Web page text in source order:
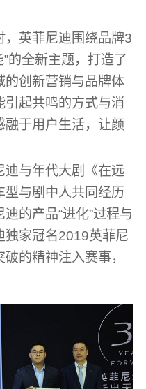
英菲尼迪围绕品牌3
的全新主题，打造了
的创新营销与品牌体
起共鸣的方式与消
融于用户生活，让颜
与年代大剧《在远
型与剧中人共同经历
的产品“进化”过程与
独家冠名2019英菲尼
的精神注入赛事，